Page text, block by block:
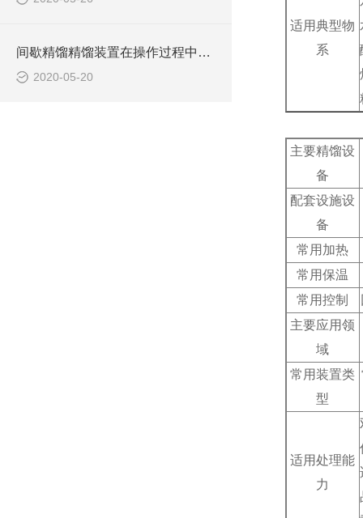
间歇精馏精馏装置在操作过程中具有如下特点
2020-05-20
适用典型物
系
主要精馏设
备
配套设施设
备
常用加热
常用保温
常用控制
主要应用领
域
常用装置类
型
适用处理能
力